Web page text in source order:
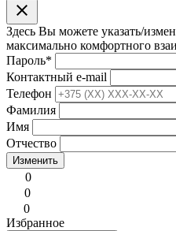
clear
Здесь Вы можете указать/
максимально комфортного
Пароль*
Контактный e-mail
Телефон
Фамилия
Имя
Отчество
Изменить
0
0
0
Избранное